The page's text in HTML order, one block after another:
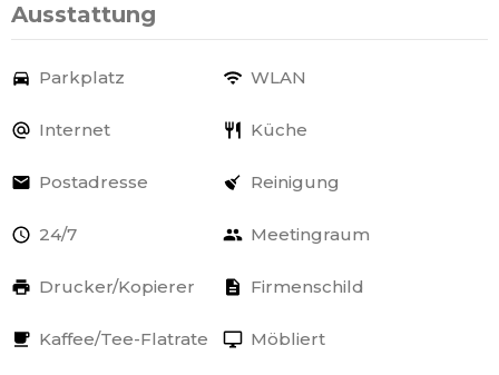
Ausstattung
Parkplatz WLAN
Internet Küche
Postadresse Reinigung
24/7 Meetingraum
Drucker/Kopierer Firmenschild
Kaffee/Tee-Flatrate Möbliert